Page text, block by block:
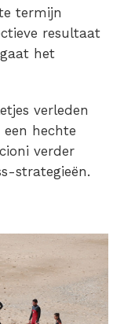
termijn
resultaat
het
verleden
hechte
verder
strategieën.